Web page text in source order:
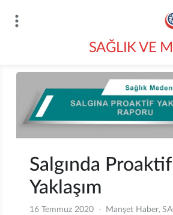
SAĞLIK VE
Salgında Proaktif
Yaklaşım
16 Temmuz 2020 Manşet Haber,